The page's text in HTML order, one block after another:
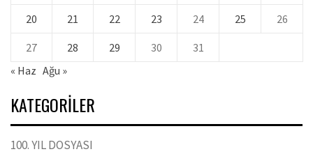
20 21 22 23 24 25 26
27 28 29 30
31
« Haz Ağu »
KATEGORILER
100. YIL DOSYASI